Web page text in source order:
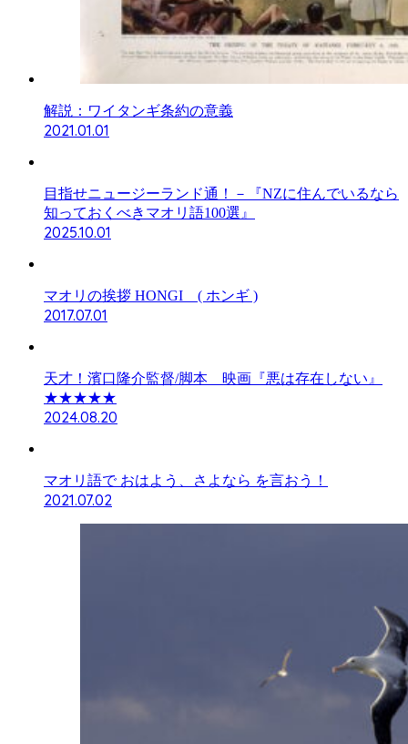
解説：ワイタンギ条約の意義
2021.01.01
目指せニュージーランド通！－『NZに住んでいるなら
知っておくべきマオリ語100選』
2025.10.01
マオリの挨拶 HONGI ( ホンギ )
2017.07.01
天才！濱口隆介監督/脚本 映画『悪は存在しない』
★★★★★
2024.08.20
マオリ語で おはよう、さよなら を言おう！
2021.07.02